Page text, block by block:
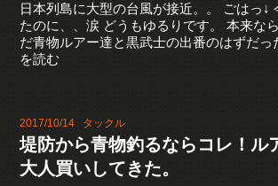
日本列島に大型の台風が接近。。 ごはっ↓
たのに、、涙 どうもゆるりです。 本来な
だ青物ルアー達と黒武士の出番のはずだ
を読む
2017/10/14 タックル
堤防から青物釣るならコレ！ル
大人買いしてきた。